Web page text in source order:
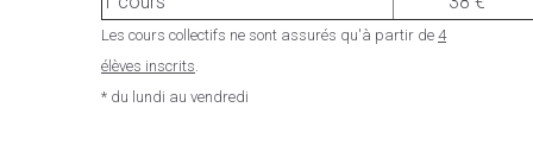
Les cours collectifs ne sont assurés qu'à partir de 4
élèves inscrits.
* du lundi au vendredi